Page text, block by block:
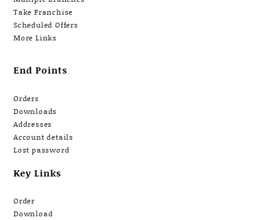
Take Franchise
Scheduled Offers
More Links
End Points
Orders
Downloads
Addresses
Account details
Lost password
Key Links
Order
Download